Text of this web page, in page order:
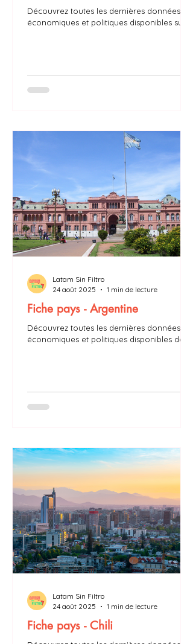
Découvrez toutes les dernières données
économiques et politiques disponibles sur le
Fiche pays - Argentine
Découvrez toutes les dernières données
économiques et politiques disponibles de
Latam Sin Filtro
24 août 2025
1 min de lecture
Fiche pays - Chili
Latam Sin Filtro
24 août 2025
1 min de lecture